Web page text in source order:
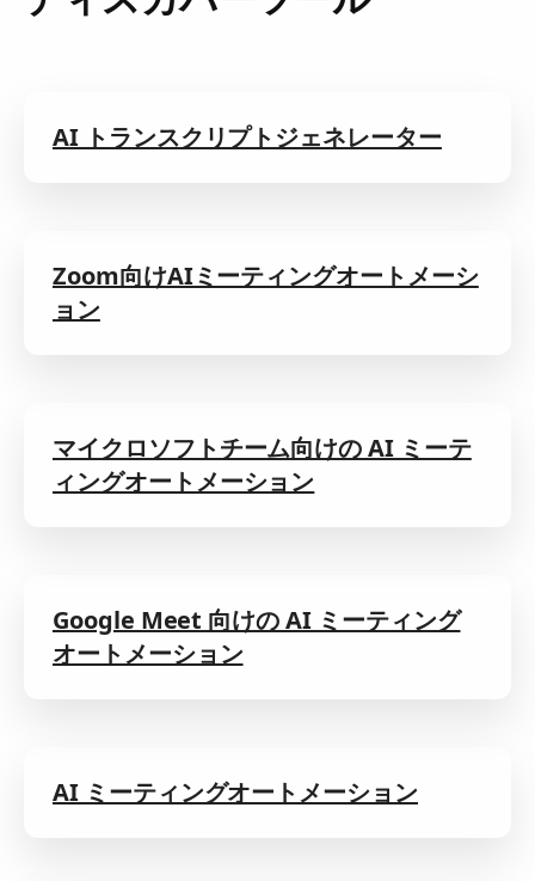
AI トランスクリプトジェネレーター
Zoom向けAIミーティングオートメーシ
ョン
マイクロソフトチーム向けの AI ミーテ
ィングオートメーション
Google Meet 向けの AI ミーティング
オートメーション
AI ミーティングオートメーション